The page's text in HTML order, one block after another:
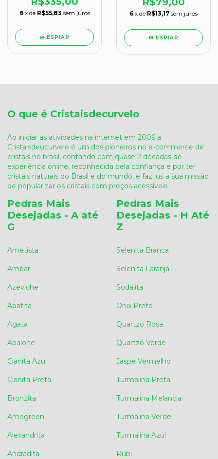
6 x de R$55,83 sem juros
ESPIAR
6 x de R$13,17 sem juros
ESPIAR
O que é Cristaisdecurvelo
Ao iniciar as atividades na internet em 2006 a
Cristaisdeucurvelo é um dos pioneiros no e-commerce de
cristais no brasil, contando com quase 2 décadas de
experiência online, reconhecida pela confiança e por ter
cristais naturais do Brasil e do mundo, e faz jus a sua missão
de popularizar os cristais com preços acessíveis.
Pedras Mais
Desejadas - A até
G
Ametista
Ambar
Azeviche
Apatita
Agata
Abalone
Cianita Azul
Cianita Preta
Bronzita
Amegreen
Alexandrita
Andradita
Pedras Mais
Desejadas - H Até
Z
Selenita Branca
Selenita Laranja
Sodalita
Onix Preto
Quartzo Rosa
Quartzo Verde
Jaspe Vermelho
Turmalina Preta
Turmalina Melancia
Turmalina Verde
Turmalina Azul
Rubi